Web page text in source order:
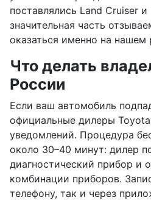
поставлялись Land Cruiser
значительная часть
оказаться именно на нашем
Что делать
России
Если ваш автомобиль
официальные дилеры
уведомлений. Процедура
около 30–40 минут: дилер
диагностический прибор и
комбинации приборов.
телефону, так и через